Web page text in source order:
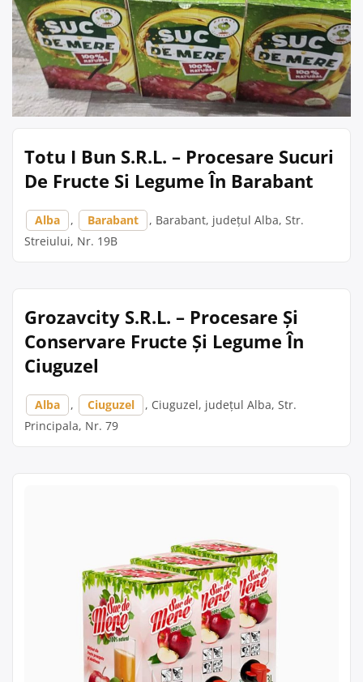
Totu I Bun S.R.L. – Procesare Sucuri
De Fructe Si Legume În Barabant
Alba , Barabant
, Barabant, județul Alba, Str.
Streiului, Nr. 19B
Grozavcity S.R.L. – Procesare Și
Conservare Fructe Și Legume În
Ciuguzel
Alba , Ciuguzel
, Ciuguzel, județul Alba, Str.
Principala, Nr. 79